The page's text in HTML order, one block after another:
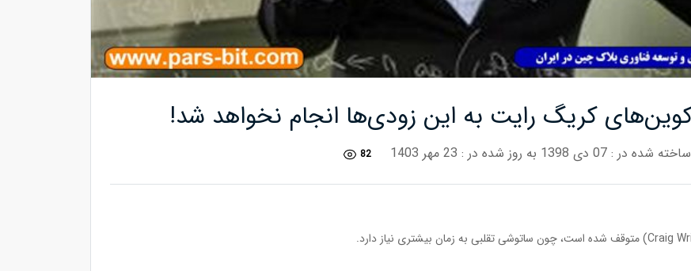
ساخته شده در : 07 دی 1398 به روز شده در : 23 مهر 1403 82